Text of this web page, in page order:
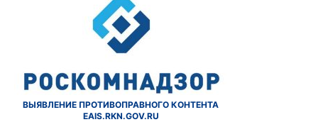
ВЫЯВЛЕНИЕ ПРОТИВОПРАВНОГО КОНТЕНТА
EAIS.RKN.GOV.RU